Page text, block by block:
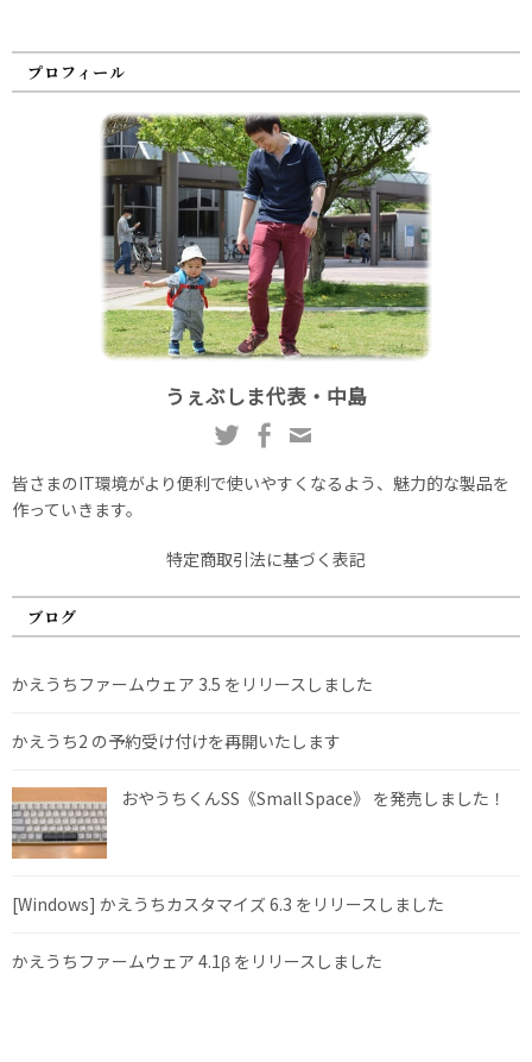
プロフィール
うぇぶしま代表・中島
皆さまのIT環境がより便利で使いやすくなるよう、魅力的な製品を
作っていきます。
特定商取引法に基づく表記
ブログ
かえうちファームウェア 3.5 をリリースしました
かえうち2 の予約受け付けを再開いたします
おやうちくんSS《Small Space》 を発売しました！
[Windows] かえうちカスタマイズ 6.3 をリリースしました
かえうちファームウェア 4.1β をリリースしました